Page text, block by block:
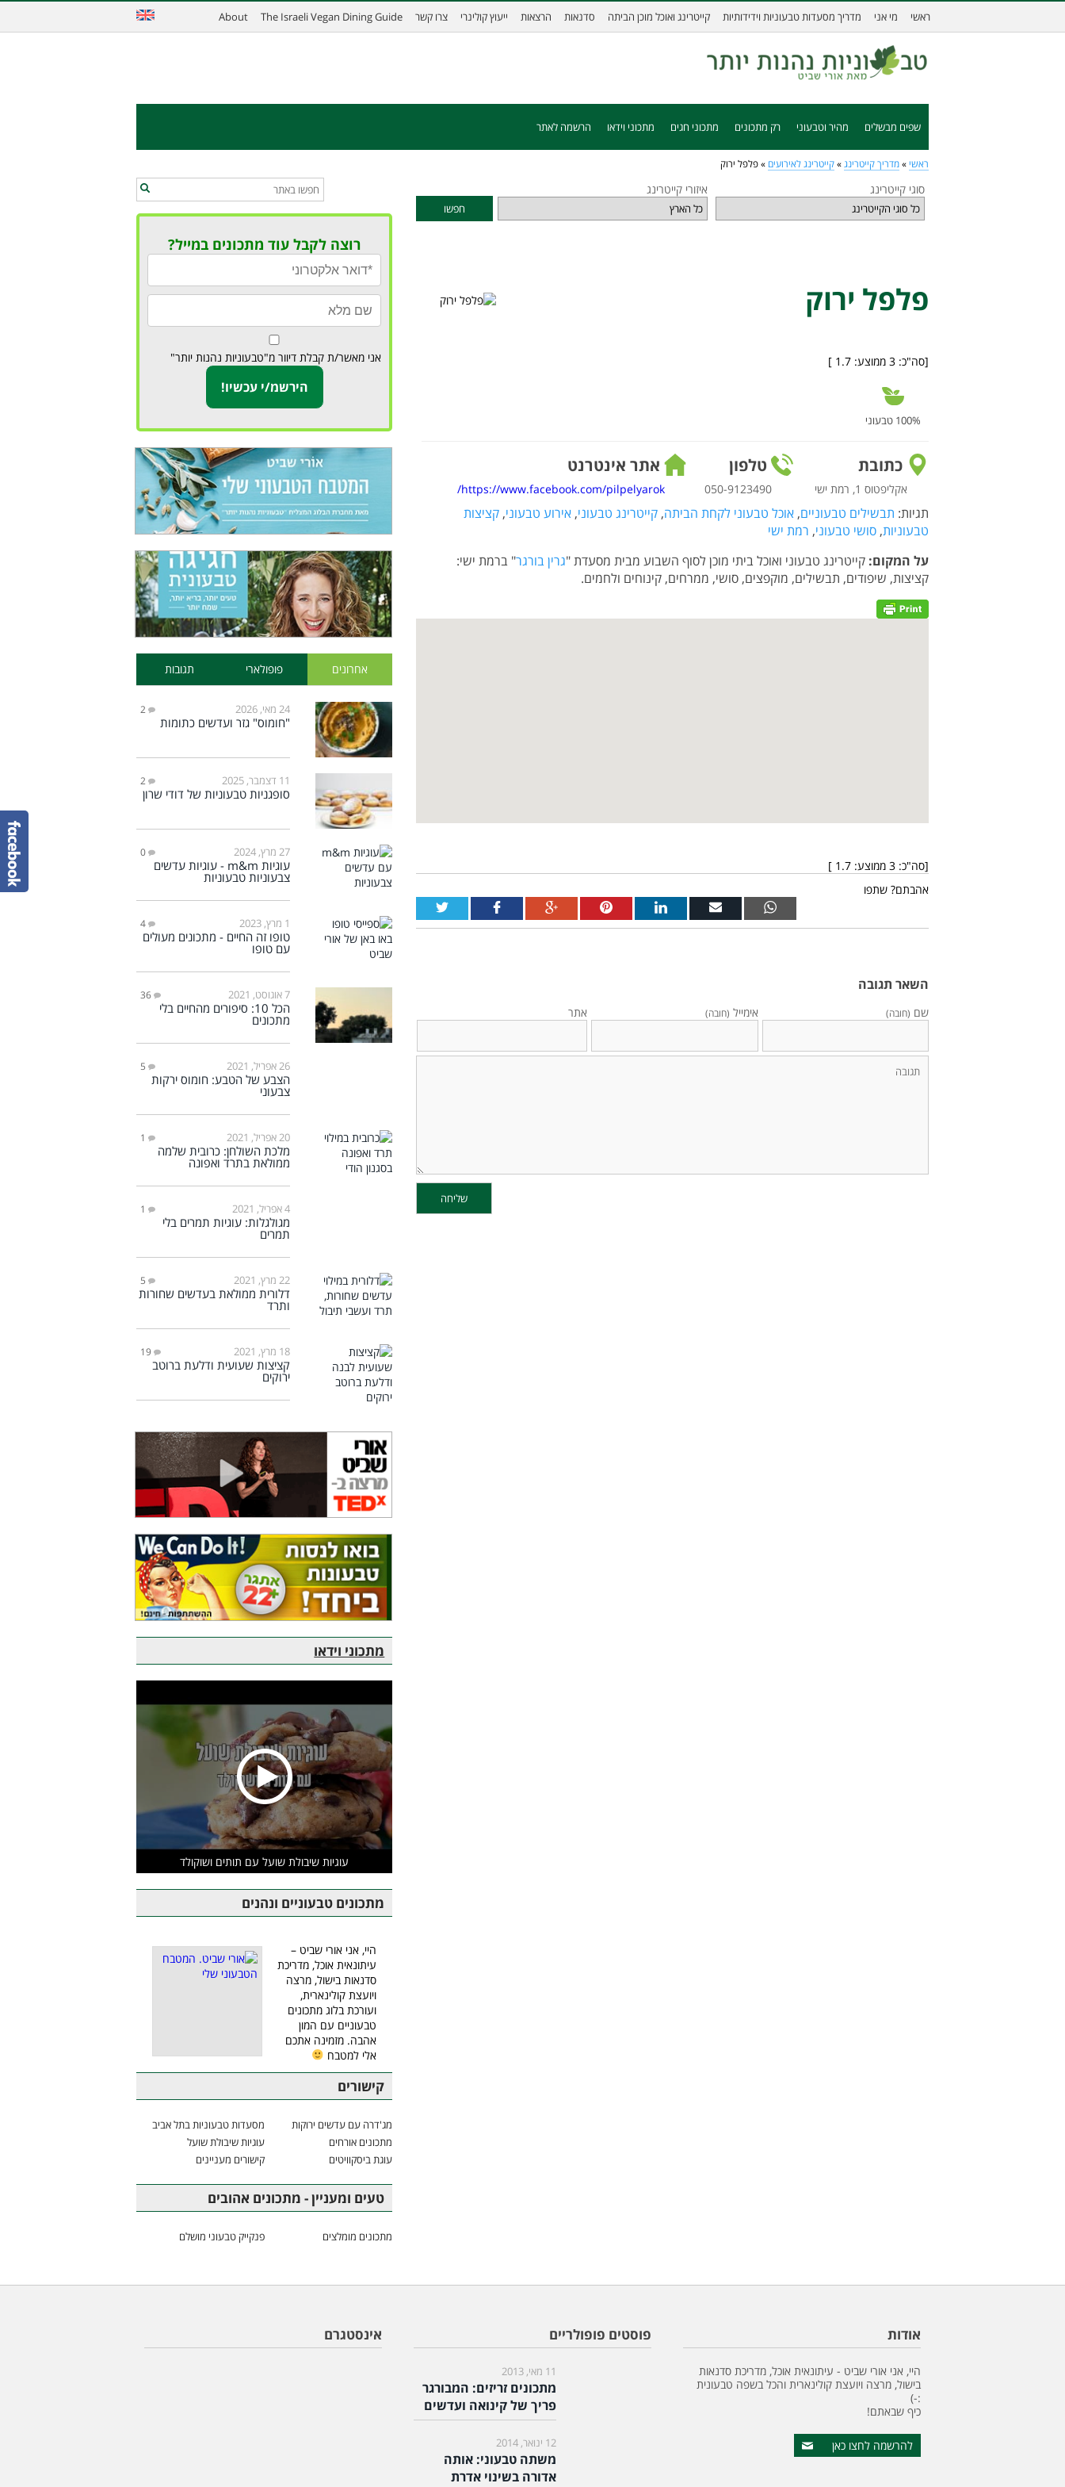
ראשי מי אני מדריך מסעדות טבעוניות וידידותיות קייטרינג ואוכל מוכן הביתה סדנאות הרצאות ייעוץ קולינרי צרו קשר The Israeli Vegan Dining Guide
About
שפים מבשלים מהיר וטבעוני רק מתכונים מתכוני חגים מתכוני וידאו הרשמה לאתר
ראשי » מדריך קייטרינג » קייטרינג לאירועים » פלפל ירוק
סוגי קייטרינג איזורי קייטרינג
חפשו
פלפל ירוק
[סה"כ: 3 ממוצע: 1.7
]
100% טבעוני
כתובת
אקליפטוס 1, רמת ישי
טלפון
050-9123490
אתר אינטרנט
https://www.facebook.com/pilpelyarok/
תגיות: תבשילים טבעוניים, אוכל טבעוני לקחת הביתה, קייטרינג טבעוני, אירוע טבעוני, קציצות
טבעוניות, סושי טבעוני, רמת ישי
על המקום: קייטרינג טבעוני ואוכל ביתי מוכן לסוף השבוע מבית מסעדת "גרין בורגר" ברמת ישי:
קציצות, שיפודים, תבשילים, מוקפצים, סושי, ממרחים, קינוחים ולחמים.
[סה"כ: 3 ממוצע: 1.7
]
אהבתם? שתפו
השאר תגובה
שם (חובה) אימייל (חובה) אתר
רוצה לקבל עוד מתכונים במייל?
אני מאשר/ת קבלת דיוור מ"טבעוניות נהנות יותר"
אחרונים פופולארי תגובות
24 מאי, 2026 2
"חומוס" גזר ועדשים כתומות
11 דצמבר, 2025 2
סופגניות טבעוניות של דודי שרון
27 מרץ, 2024 0
עוגיות m&m - עוגיות עדשים
צבעוניות טבעוניות
1 מרץ, 2023 4
טופו זה החיים - מתכונים מעולים
עם טופו
7 אוגוסט, 2021 36
הכל 10: סיפורים מהחיים בלי
מתכונים
26 אפריל, 2021 5
הצבע של הטבע: חומוס ירקות
צבעוני
20 אפריל, 2021 1
מלכת השולחן: כרובית שלמה
ממולאת בתרד ואפונה
4 אפריל, 2021 1
מגולגלות: עוגיות תמרים בלי
תמרים
22 מרץ, 2021 5
דלורית ממולאת בעדשים שחורות
ותרד
18 מרץ, 2021 19
קציצות שעועית ודלעת ברוטב
ירוקים
מתכוני וידאו
עוגיות שיבולת שועל עם תותים ושוקולד
מתכונים טבעוניים ונהנים
היי, אני אורי שביט –
עיתונאית אוכל, מדריכת
סדנאות בישול, מרצה
ויועצת קולינארית,
ועורכת בלוג מתכונים
טבעוניים עם המון
אהבה. מזמינה אתכם
אלי למטבח
קישורים
מג'דרה עם עדשים ירוקות
מסעדות טבעוניות בתל אביב
מתכונים אורחים
עוגיות שיבולת שועל
עוגת ביסקוויטים
קישורים מעניינים
טעים ומעניין - מתכונים אהובים
מתכונים מומלצים פנקייק טבעוני מושלם
אודות
היי, אני אורי שביט - עיתונאית אוכל, מדריכת סדנאות
בישול, מרצה ויועצת קולינארית והכל בשפה טבעונית
:-)
כיף שבאתם!
להרשמה לחצו כאן
פוסטים פופולריים
11 מאי, 2013
מתכונים זריזים: המבורגר
פריך של קינואה ועדשים
12 ינואר, 2014
משתה טבעוני: אותה
אדורה בשינוי אדרת
אינסטגרם